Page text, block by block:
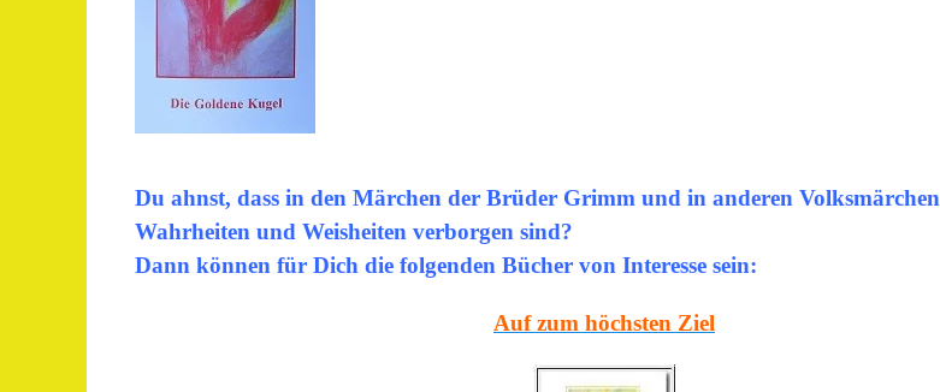
Du ahnst, dass in den Märchen der Brüder Grimm und in anderen Volksmärchen
Wahrheiten und Weisheiten verborgen sind?
Dann können für Dich die folgenden Bücher von Interesse sein:
Auf zum höchsten Ziel